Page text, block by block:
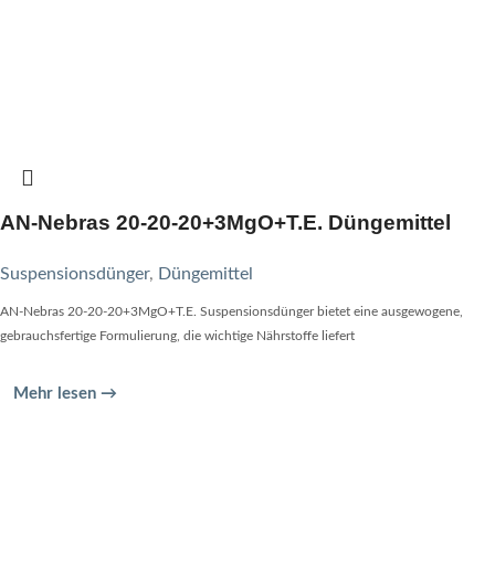
AN-Nebras 20-20-20+3MgO+T.E. Düngemittel
Suspensionsdünger, Düngemittel
AN-Nebras 20-20-20+3MgO+T.E. Suspensionsdünger bietet eine ausgewogene,
gebrauchsfertige Formulierung, die wichtige Nährstoffe liefert
Mehr lesen →